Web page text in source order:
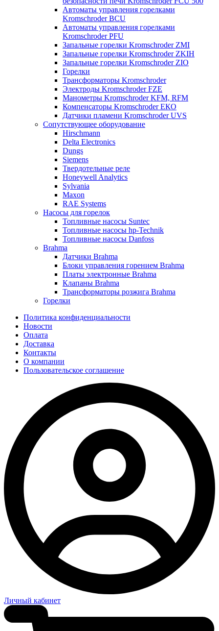
Автоматы управления горелками
Kromschroder BCU
Автоматы управления горелками
Kromschroder PFU
Запальные горелки Kromschroder ZМI
Запальные горелки Kromschroder ZKIH
Запальные горелки Kromschroder ZIO
Горелки
Трансформаторы Kromschroder
Электроды Kromschroder FZE
Манометры Kromschroder KFM, RFM
Компенсаторы Kromschroder ЕКО
Датчики пламени Kromschroder UVS
Сопутствующее оборудование
Hirschmann
Delta Electronics
Dungs
Siemens
Твердотельные реле
Honeywell Analytics
Sylvania
Maxon
RAE Systems
Насосы для горелок
Топливные насосы Suntec
Топливные насосы hp-Technik
Топливные насосы Danfoss
Brahma
Датчики Brahma
Блоки управления горением Brahma
Платы электронные Brahma
Клапаны Brahma
Трансформаторы розжига Brahma
Горелки
Политика конфиденциальности
Новости
Оплата
Доставка
Контакты
О компании
Пользовательское соглашение
Личный кабинет